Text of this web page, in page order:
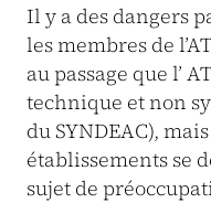
Il y a des dangers
les membres de
au passage que l’
technique et non
du SYNDEAC),
établissements se
sujet de